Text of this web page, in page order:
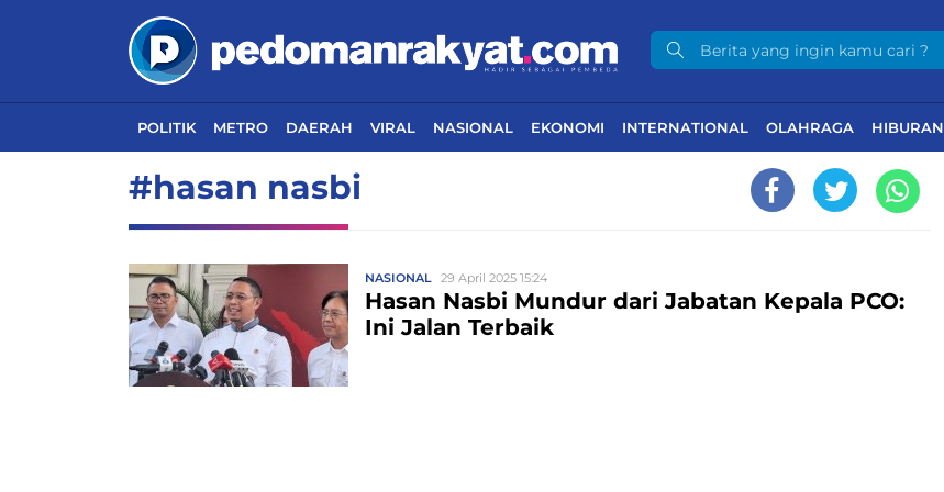
POLITIK METRO DAERAH VIRAL NASIONAL EKONOMI INTERNATIONAL OLAHRAGA HIBURAN
#hasan nasbi
NASIONAL 29 April 2025 15:24
Hasan Nasbi Mundur dari Jabatan Kepala PCO:
Ini Jalan Terbaik